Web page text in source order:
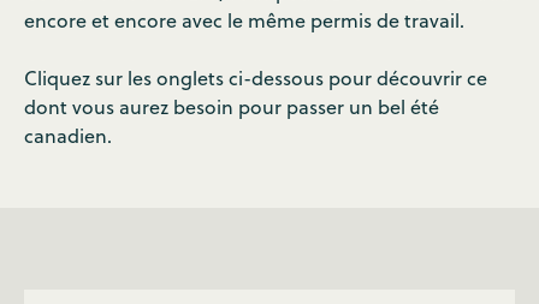
encore et encore avec le même permis de travail.
Cliquez sur les onglets ci-dessous pour découvrir ce
dont vous aurez besoin pour passer un bel été
canadien.